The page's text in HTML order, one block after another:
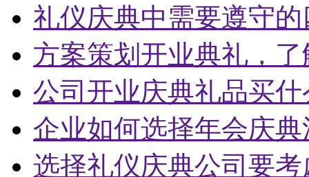
礼仪庆典中需要遵守
方案策划开业典礼，
公司开业庆典礼品买
企业如何选择年会庆
选择礼仪庆典公司要